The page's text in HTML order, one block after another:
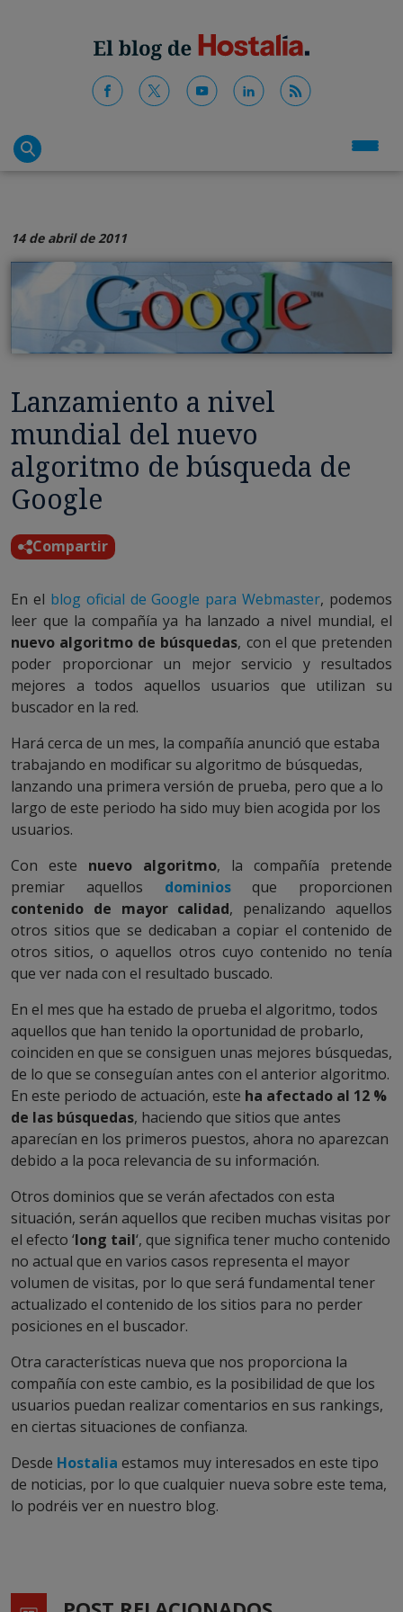
14 de abril de 2011
Lanzamiento a nivel
mundial del nuevo
algoritmo de búsqueda de
Google
Compartir
En el blog oficial de Google para Webmaster, podemos
leer que la compañía ya ha lanzado a nivel mundial, el
nuevo algoritmo de búsquedas, con el que pretenden
poder proporcionar un mejor servicio y resultados
mejores a todos aquellos usuarios que utilizan su
buscador en la red.
Hará cerca de un mes, la compañía anunció que estaba
trabajando en modificar su algoritmo de búsquedas,
lanzando una primera versión de prueba, pero que a lo
largo de este periodo ha sido muy bien acogida por los
usuarios.
Con este nuevo algoritmo, la compañía pretende
premiar aquellos dominiosque proporcionen
contenido de mayor calidad, penalizando aquellos
otros sitios que se dedicaban a copiar el contenido de
otros sitios, o aquellos otros cuyo contenido no tenía
que ver nada con el resultado buscado.
En el mes que ha estado de prueba el algoritmo, todos
aquellos que han tenido la oportunidad de probarlo,
coinciden en que se consiguen unas mejores búsquedas,
de lo que se conseguían antes con el anterior algoritmo.
En este periodo de actuación, este ha afectado al 12 %
de las búsquedas, haciendo que sitios que antes
aparecían en los primeros puestos, ahora no aparezcan
debido a la poca relevancia de su información.
Otros dominios que se verán afectados con esta
situación, serán aquellos que reciben muchas visitas por
el efecto ‘long tail‘, que significa tener mucho contenido
no actual que en varios casos representa el mayor
volumen de visitas, por lo que será fundamental tener
actualizado el contenido de los sitios para no perder
posiciones en el buscador.
Otra características nueva que nos proporciona la
compañía con este cambio, es la posibilidad de que los
usuarios puedan realizar comentarios en sus rankings,
en ciertas situaciones de confianza.
Desde Hostalia estamos muy interesados en este tipo
de noticias, por lo que cualquier nueva sobre este tema,
lo podréis ver en nuestro blog.